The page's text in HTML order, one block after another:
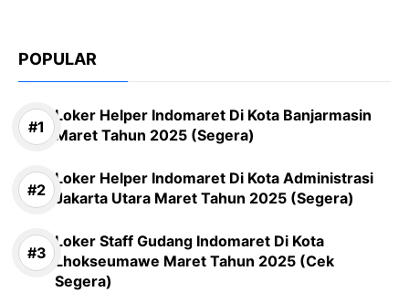
POPULAR
Loker Helper Indomaret Di Kota Banjarmasin
Maret Tahun 2025 (Segera)
Loker Helper Indomaret Di Kota Administrasi
Jakarta Utara Maret Tahun 2025 (Segera)
Loker Staff Gudang Indomaret Di Kota
Lhokseumawe Maret Tahun 2025 (Cek
Segera)